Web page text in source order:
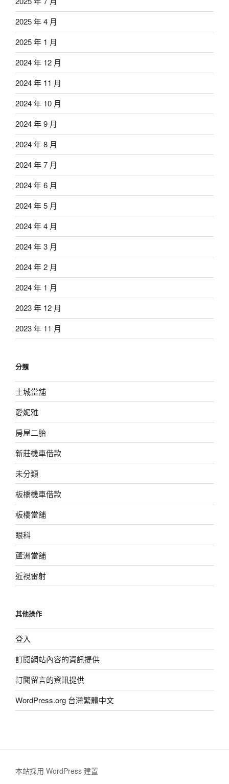
2025 年 4 月
2025 年 1 月
2024 年 12 月
2024 年 11 月
2024 年 10 月
2024 年 9 月
2024 年 8 月
2024 年 7 月
2024 年 6 月
2024 年 5 月
2024 年 4 月
2024 年 3 月
2024 年 2 月
2024 年 1 月
2023 年 12 月
2023 年 11 月
分類
土城當舖
愛妮雅
房屋二胎
新莊機車借款
未分類
板橋機車借款
板橋當舖
眼科
蘆洲當舖
近視雷射
其他操作
登入
訂閱網站內容的資訊提供
訂閱留言的資訊提供
WordPress.org 台灣繁體中文
本站採用 WordPress 建置